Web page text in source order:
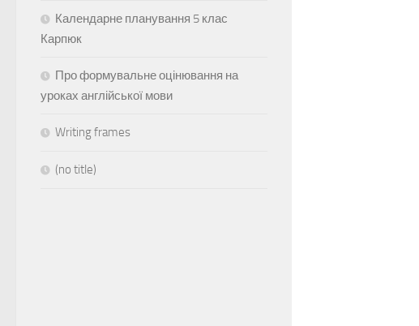
Календарне планування 5 клас
Карпюк
Про формувальне оцінювання на
уроках англійської мови
Writing frames
(no title)